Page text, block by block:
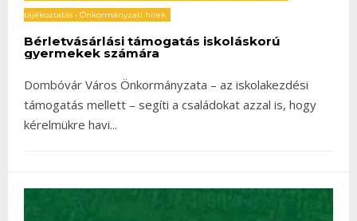
tájékoztatás • Önkormányzati hírek
Bérletvásárlási támogatás iskoláskorú
gyermekek számára
Dombóvár Város Önkormányzata – az iskolakezdési
támogatás mellett – segíti a családokat azzal is, hogy
kérelmükre havi...